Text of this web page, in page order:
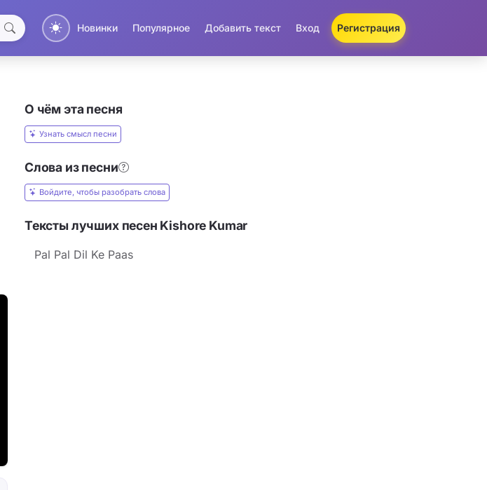
Новинки Популярное Добавить текст Вход Регистрация
О чём эта песня
Узнать смысл песни
Слова из песни
Войдите, чтобы разобрать слова
Тексты лучших песен Kishore Kumar
Pal Pal Dil Ke Paas